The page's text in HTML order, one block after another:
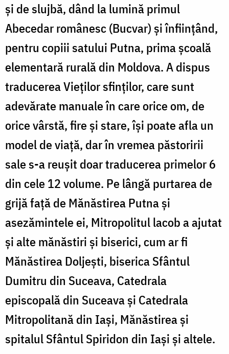
şi de slujbă, dând la lumină primul
Abecedar românesc (Bucvar) şi înfiinţând,
pentru copiii satului Putna, prima şcoală
elemen­tară rurală din Moldova. A dispus
traducerea Vieţilor sfinţilor, care sunt
adevărate manuale în care orice om, de
orice vârstă, fire şi stare, îşi poate afla un
model de viață, dar în vremea păstoririi
sale s-a reuşit doar traduce­rea primelor 6
din cele 12 volume. Pe lângă purtarea de
grijă faţă de Mănăstirea Putna și
asezămintele ei, Mitropolitul lacob a ajutat
și alte mănăstiri și biserici, cum ar fi
Mănăstirea Doljeşti, bise­rica Sfântul
Dumitru din Suceava, Catedrala
episcopală din Suceava şi Catedrala
Mitropolitană din Iaşi, Mănăstirea şi
spitalul Sfântul Spiridon din Iaşi şi altele.